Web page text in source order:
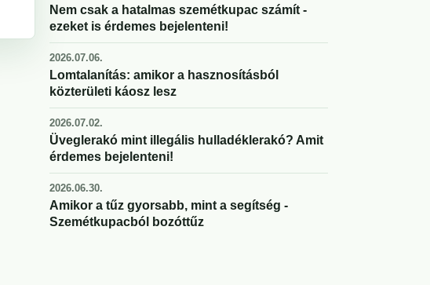
Nem csak a hatalmas szemétkupac számít -
ezeket is érdemes bejelenteni!
2026.07.06.
Lomtalanítás: amikor a hasznosításból
közterületi káosz lesz
2026.07.02.
Üveglerakó mint illegális hulladéklerakó? Amit
érdemes bejelenteni!
2026.06.30.
Amikor a tűz gyorsabb, mint a segítség -
Szemétkupacból bozóttűz